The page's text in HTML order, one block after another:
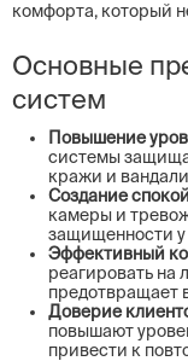
комфорта, который
Основные
систем
Повышение
системы
кражи и
Создание
камеры и
защищенности у
Эффективный
реагировать на
предотвращает
Доверие
повышают
привести к